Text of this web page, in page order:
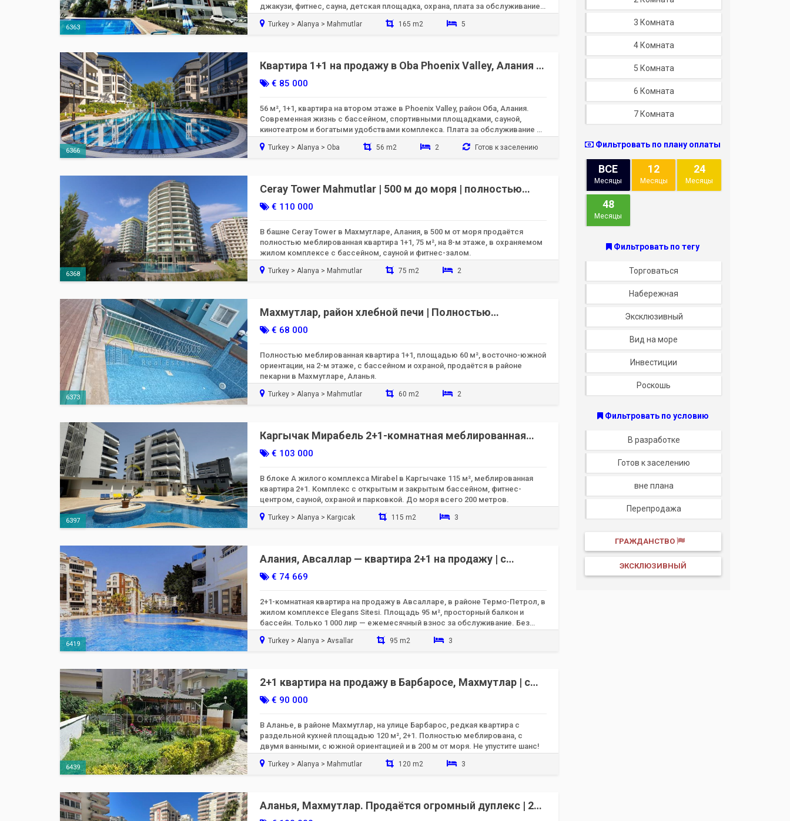
6363
джакузи, фитнес, сауна, детская площадка, охрана, плата за обслуживание
Turkey > Alanya > Mahmutlar 165 m2 5
6366
Квартира 1+1 на продажу в Oba Phoenix Valley, Алания –
56 м²
€ 85 000
56 м², 1+1, квартира на втором этаже в Phoenix Valley, район Оба, Алания.
Современная жизнь с бассейном, спортивными площадками, сауной,
кинотеатром и богатыми удобствами комплекса. Плата за обслуживание —
Turkey > Alanya > Oba 56 m2 2 Готов к заселению
6368
Ceray Tower Mahmutlar | 500 м до моря | полностью
меблированная квартира 1+1
€ 110 000
В башне Ceray Tower в Махмутларе, Алания, в 500 м от моря продаётся
полностью меблированная квартира 1+1, 75 м², на 8-м этаже, в охраняемом
жилом комплексе с бассейном, сауной и фитнес-залом.
Turkey > Alanya > Mahmutlar 75 m2 2
6373
Махмутлар, район хлебной печи | Полностью
меблированная 1+1 квартира, 60 м²
€ 68 000
Полностью меблированная квартира 1+1, площадью 60 м², восточно-южной
ориентации, на 2-м этаже, с бассейном и охраной, продаётся в районе
пекарни в Махмутларе, Аланья.
Turkey > Alanya > Mahmutlar 60 m2 2
6397
Каргычак Мирабель 2+1-комнатная меблированная
квартира на продажу — в 200 метрах от моря
€ 103 000
В блоке А жилого комплекса Mirabel в Каргычаке 115 м², меблированная
квартира 2+1. Комплекс с открытым и закрытым бассейном, фитнес-
центром, сауной, охраной и парковкой. До моря всего 200 метров.
Turkey > Alanya > Kargıcak 115 m2 3
6419
Алания, Авсаллар — квартира 2+1 на продажу | с
низкими взносами на обслуживание и бассейном |
€ 74 669
2+1-комнатная квартира на продажу в Авсалларе, в районе Термо-Петрол, в
жилом комплексе Elegans Sitesi. Площадь 95 м², просторный балкон и
бассейн. Только 1 000 лир — ежемесячный взнос за обслуживание. Без
Turkey > Alanya > Avsallar 95 m2 3
6439
2+1 квартира на продажу в Барбаросе, Махмутлар | с
отдельной кухней и в 200 м от моря
€ 90 000
В Аланье, в районе Махмутлар, на улице Барбарос, редкая квартира с
раздельной кухней площадью 120 м², 2+1. Полностью меблирована, с
двумя ванными, с южной ориентацией и в 200 м от моря. Не упустите шанс!
Turkey > Alanya > Mahmutlar 120 m2 3
Аланья, Махмутлар. Продаётся огромный дуплекс | 270
3 Комната
4 Комната
5 Комната
6 Комната
7 Комната
Фильтровать по плану оплаты
ВСЕ
Месяцы
12
Месяцы
24
Месяцы
48
Месяцы
Фильтровать по тегу
Торговаться
Набережная
Эксклюзивный
Вид на море
Инвестиции
Роскошь
Фильтровать по условию
В разработке
Готов к заселению
вне плана
Перепродажа
ГРАЖДАНСТВО
ЭКСКЛЮЗИВНЫЙ